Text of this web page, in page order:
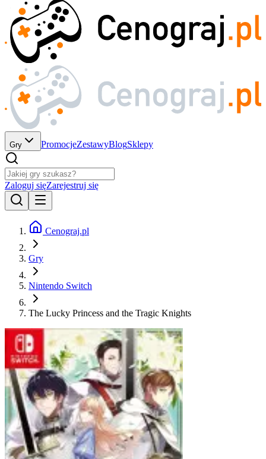
Gry PromocjeZestawyBlogSklepy
Zaloguj sięZarejestruj się
Cenograj.pl
Gry
Nintendo Switch
The Lucky Princess and the Tragic Knights